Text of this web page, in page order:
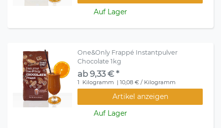
Auf Lager
One&Only Frappé Instantpulver
Chocolate 1kg
ab 9,33 € *
1 Kilogramm | 10,08 € / Kilogramm
Artikel anzeigen
Auf Lager